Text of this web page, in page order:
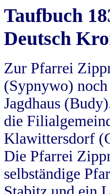
Taufbuch
Deutsch
Zur Pfarrei
(Sypnywo)
Jagdhaus
die
Klawittersdorf
Die Pfarrei
selbständige